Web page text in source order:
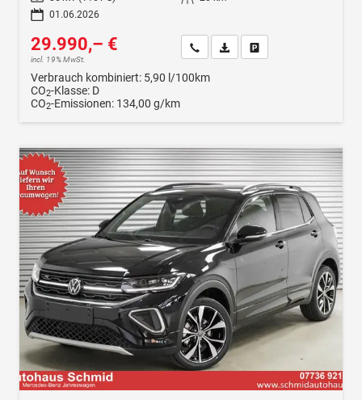
01.06.2026
29.990,– €
incl. 19% MwSt.
Wir rufen Sie anFahrzeugexposé (PDF)
Verbrauch kombiniert: 5,90 l/100km
CO2-Klasse: D
CO2-Emissionen: 134,00 g/km